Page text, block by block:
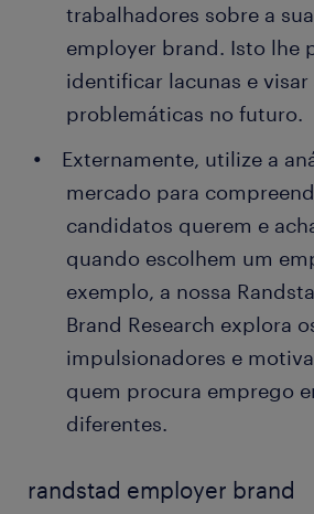
trabalhadores sobre a
employer brand. Isto lhe
identificar lacunas e visar
problemáticas no futuro.
Externamente, utilize a
mercado para
candidatos querem e
quando escolhem um
exemplo, a nossa
Brand Research explora
impulsionadores e
quem procura emprego
diferentes.
randstad employer brand